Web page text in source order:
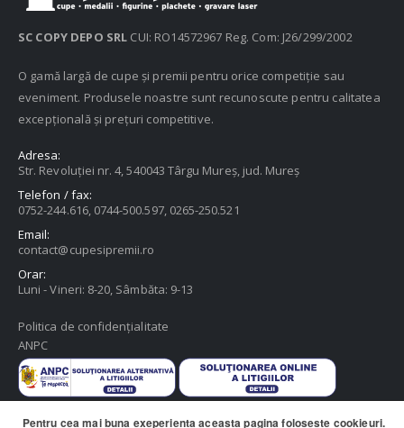
SC COPY DEPO SRL CUI: RO14572967 Reg. Com: J26/299/2002
O gamă largă de cupe și premii pentru orice competiție sau
eveniment. Produsele noastre sunt recunoscute pentru calitatea
excepțională și prețuri competitive.
Adresa:
Str. Revoluției nr. 4, 540043 Târgu Mureș, jud. Mureș
Telefon / fax:
0752-244.616, 0744-500.597, 0265-250.521
Email:
contact@cupesipremii.ro
Orar:
Luni - Vineri: 8-20, Sâmbăta: 9-13
Politica de confidențialitate
ANPC
Pentru cea mai buna exeperienta aceasta pagina foloseste cookieuri.